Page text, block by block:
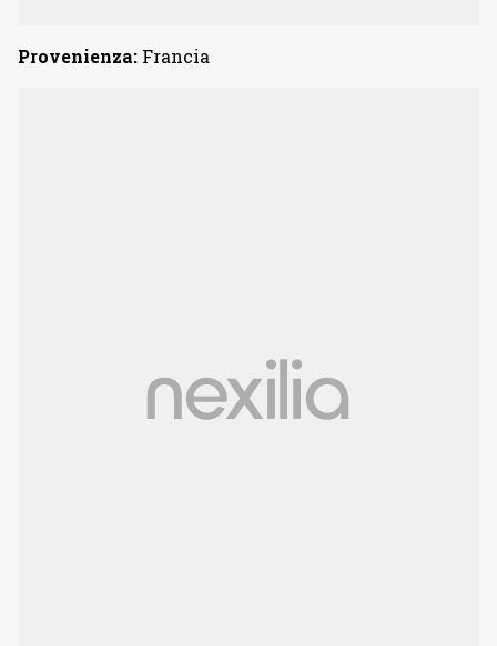
Provenienza: Francia